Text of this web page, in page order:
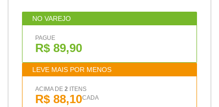
NO VAREJO
PAGUE
R$ 89,90
LEVE MAIS POR MENOS
ACIMA DE 2 ITENS
R$ 88,10CADA